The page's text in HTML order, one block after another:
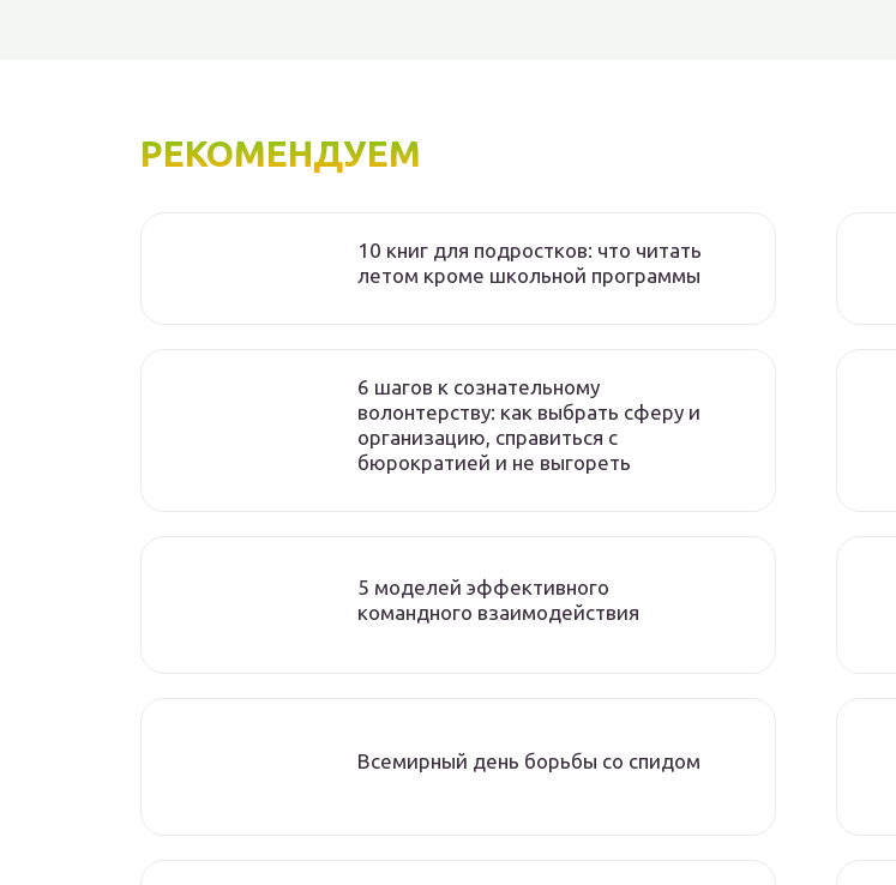
РЕКОМЕНДУЕМ
10 книг для подростков: что читать
летом кроме школьной программы
6 шагов к сознательному
волонтерству: как выбрать сферу и
организацию, справиться с
бюрократией и не выгореть
5 моделей эффективного
командного взаимодействия
Всемирный день борьбы со спидом